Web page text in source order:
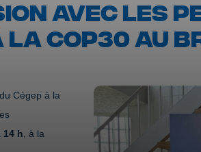
AVEC LES
LA COP30 AU
Cégep à la
14 h , à la